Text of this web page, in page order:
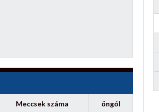
Meccsek száma öngól